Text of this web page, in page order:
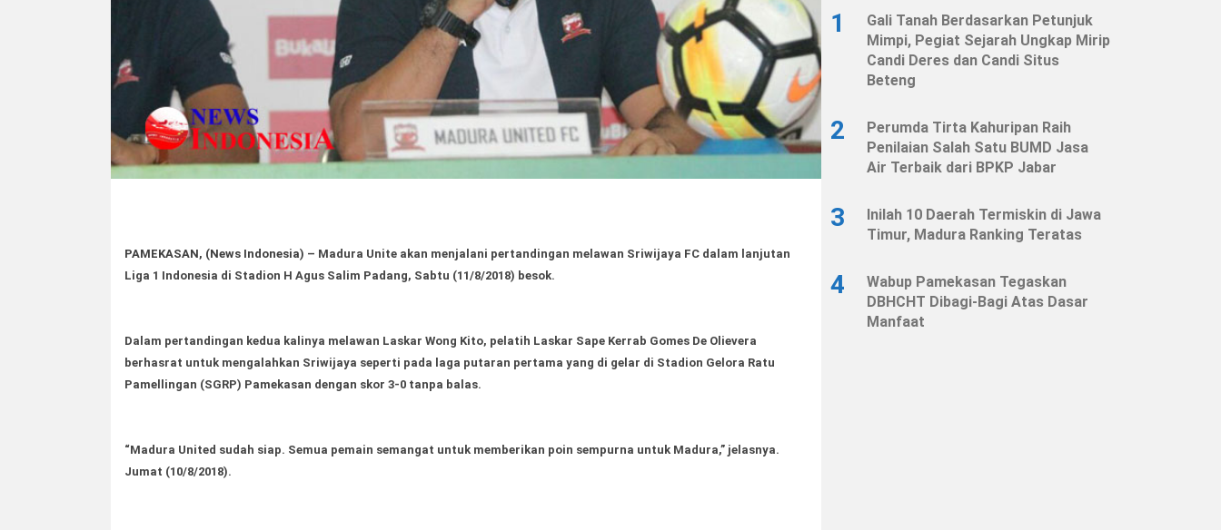
PAMEKASAN, (News Indonesia) – Madura Unite akan menjalani pertandingan melawan Sriwijaya FC dalam lanjutan
Liga 1 Indonesia di Stadion H Agus Salim Padang, Sabtu (11/8/2018) besok.
Dalam pertandingan kedua kalinya melawan Laskar Wong Kito, pelatih Laskar Sape Kerrab Gomes De Olievera
berhasrat untuk mengalahkan Sriwijaya seperti pada laga putaran pertama yang di gelar di Stadion Gelora Ratu
Pamellingan (SGRP) Pamekasan dengan skor 3-0 tanpa balas.
“Madura United sudah siap. Semua pemain semangat untuk memberikan poin sempurna untuk Madura,” jelasnya.
Jumat (10/8/2018).
1
Gali Tanah Berdasarkan Petunjuk
Mimpi, Pegiat Sejarah Ungkap Mirip
Candi Deres dan Candi Situs
Beteng
2
Perumda Tirta Kahuripan Raih
Penilaian Salah Satu BUMD Jasa
Air Terbaik dari BPKP Jabar
3
Inilah 10 Daerah Termiskin di Jawa
Timur, Madura Ranking Teratas
4
Wabup Pamekasan Tegaskan
DBHCHT Dibagi-Bagi Atas Dasar
Manfaat